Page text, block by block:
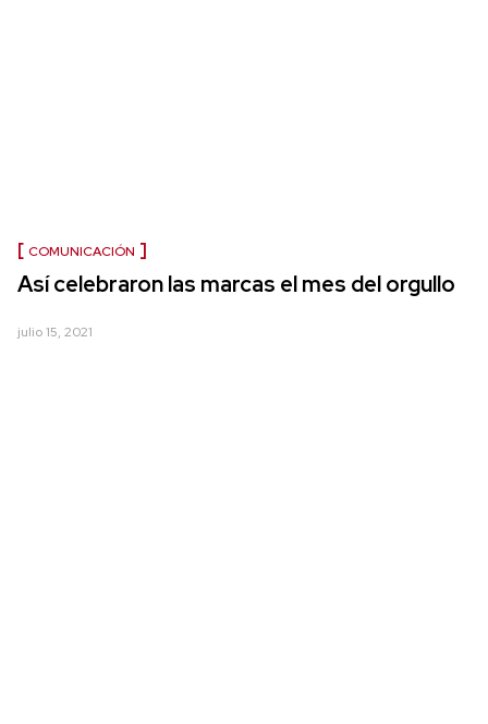
COMUNICACIÓN
Así celebraron las marcas el mes del orgullo
julio 15, 2021